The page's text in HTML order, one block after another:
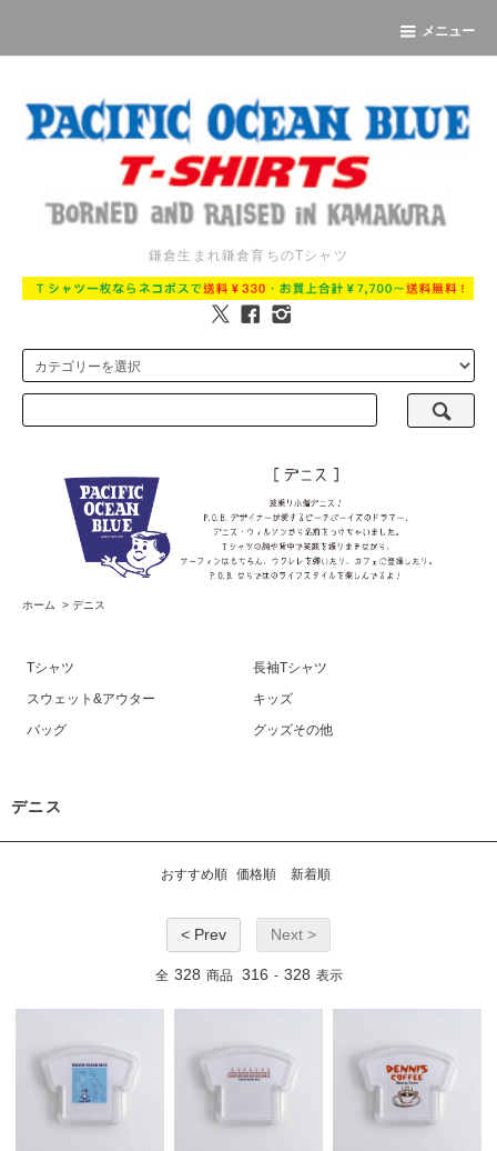
メニュー
鎌倉生まれ鎌倉育ちのTシャツ
ホーム > デニス
Tシャツ
長袖Tシャツ
スウェット&アウター
キッズ
バッグ
グッズその他
デニス
おすすめ順 価格順 新着順
< Prev Next >
全 328 商品 316 - 328 表示